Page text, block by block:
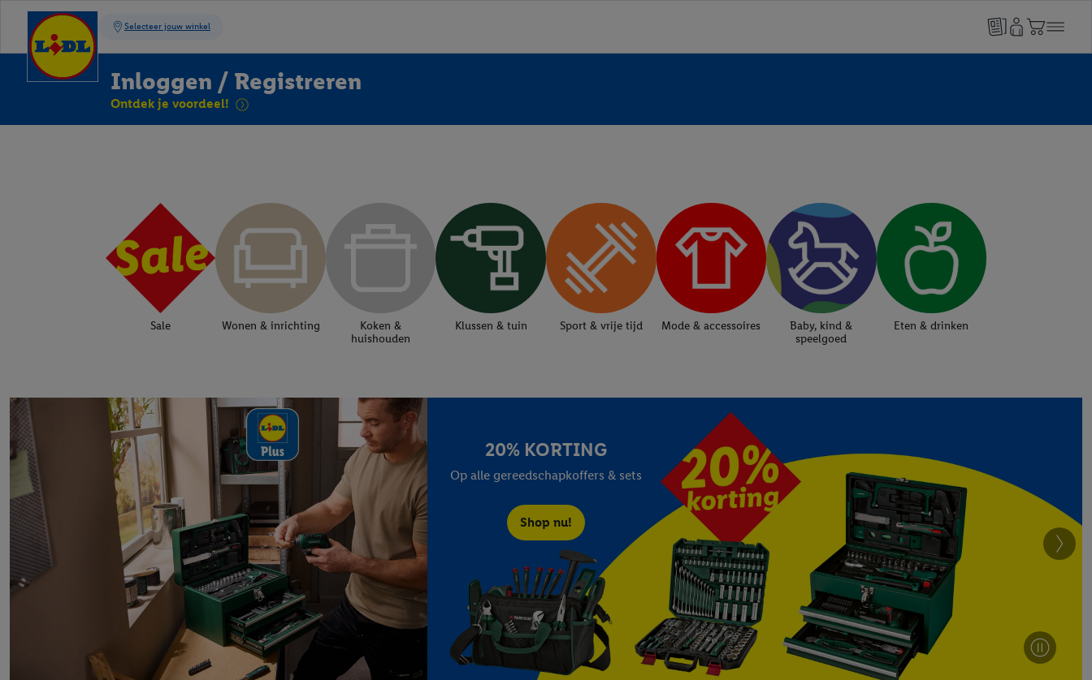
Inloggen / Registreren
Ontdek je voordeel!
Sale Wonen & inrichting
Koken &
huishouden
Klussen & tuin Sport & vrije tijd Mode & accessoires
Baby, kind &
speelgoed
Eten & drinken
20% KORTING
Op alle gereedschapkoffers & sets
Shop nu!